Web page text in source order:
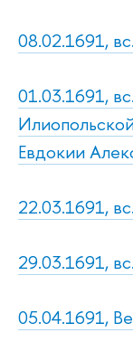
08.02.1691,
01.03.1691,
Евдокии
22.03.1691,
29.03.1691,
05.04.1691,